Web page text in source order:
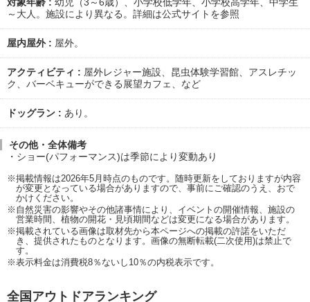
～大人。施設により異なる。詳細は公式サイトを参照
屋内屋外 屋外。
アクティビティ
屋外レジャー施設、昆虫体験学習館、アスレチッ
ク、バーベキューができる展望カフェ、など
ドッグラン あり。
その他・全体備考
ショー(パフォーマンス)は季節により変動あり
※掲載情報は2026年5月時点のものです。随時更新をしておりますが内容
が変更となっている場合がありますので、事前にご確認のうえ、おで
かけください。
※自然災害の影響やその他諸事情により、イベントの開催情報、施設の
営業時間、植物の開花・見頃期間などは変更になる場合があります。
※掲載されている画像は取材先から本ページへの掲載の許諾をいただ
き、提供されたものとなります。画像の無断転載(二次使用)は禁止で
す。
※表示料金は消費税8％ないし10％の内税表示です。
全国アウトドアランキング